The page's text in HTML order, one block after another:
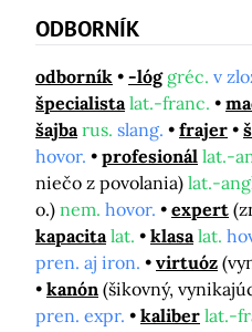
ODBORNÍK
odborník -lóg gréc. v
špecialista lat.-franc.
šajba rus. slang. frajer
hovor.
profesionál lat.-
niečo z povolania) lat.-
o.) nem. hovor. expert
kapacita lat. klasa lat.
pren. aj iron.
virtuóz
kanón (šikovný,
pren. expr.
kaliber lat.-